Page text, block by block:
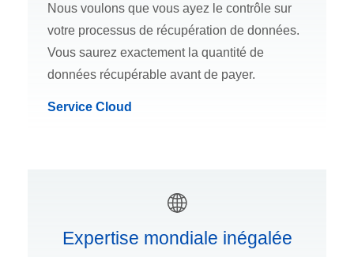
Nous voulons que vous ayez le contrôle sur
votre processus de récupération de données.
Vous saurez exactement la quantité de
données récupérable avant de payer.
Service Cloud
Expertise mondiale inégalée